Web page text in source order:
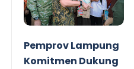
Pemprov Lampung
Komitmen Dukung